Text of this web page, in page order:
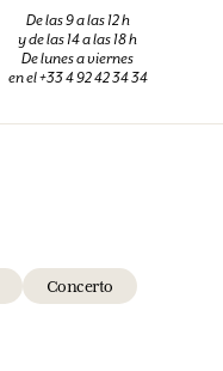
De las 9 a las 12 h
y de las 14 a las 18 h
De lunes a viernes
en el +33 4 92 42 34 34
Concerto